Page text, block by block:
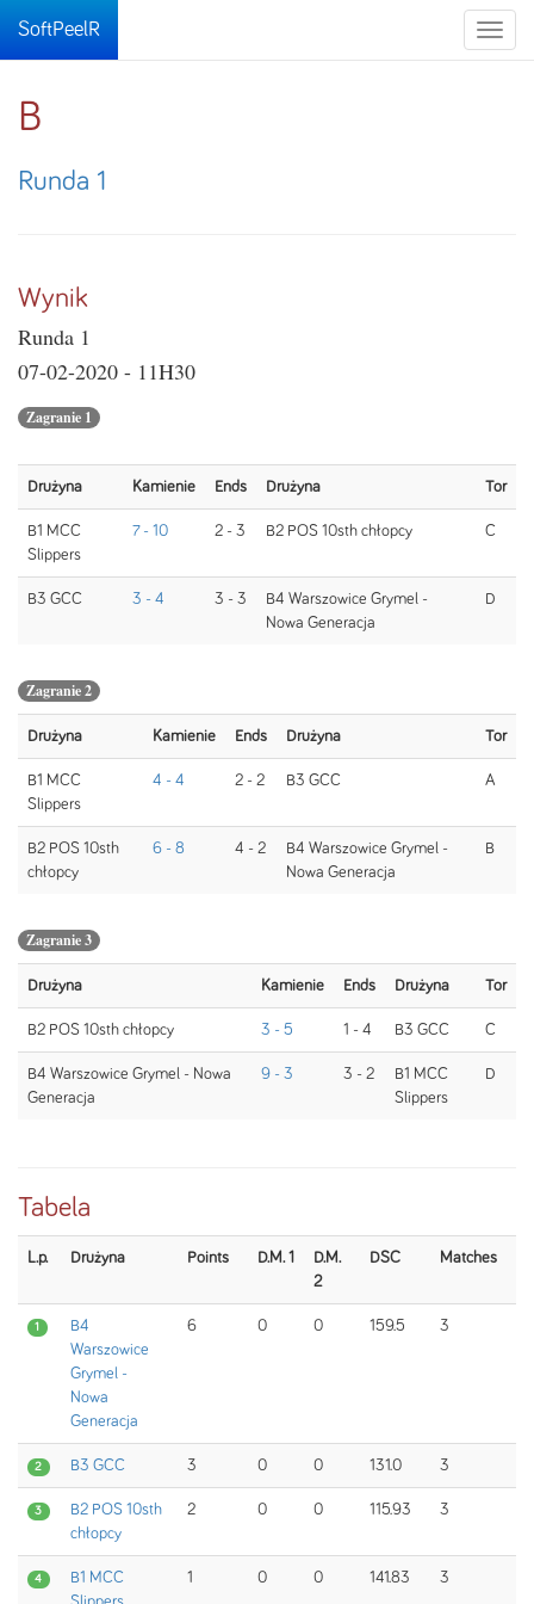
Toggle
SoftPeelR
B
Runda 1
Wynik
Runda 1
07-02-2020 - 11H30
Zagranie 1
Drużyna Kamienie Ends Drużyna Tor
B1 MCC
Slippers
7 - 10 2 - 3 B2 POS 10sth chłopcy C
B3 GCC 3 - 4 3 - 3
B4 Warszowice Grymel -
Nowa Generacja
D
Zagranie 2
Drużyna Kamienie Ends Drużyna Tor
B1 MCC
Slippers
4 - 4 2 - 2 B3 GCC A
B2 POS 10sth
chłopcy
6 - 8 4 - 2
B4 Warszowice Grymel -
Nowa Generacja
B
Zagranie 3
Drużyna Kamienie Ends Drużyna Tor
B2 POS 10sth chłopcy 3 - 5 1 - 4 B3 GCC C
B4 Warszowice Grymel - Nowa
Generacja
9 - 3 3 - 2
B1 MCC
Slippers
D
Tabela
L.p. Drużyna Points D.M. 1
D.M.
2
DSC Matches
1
B4
Warszowice
Grymel -
Nowa
Generacja
6 0 0 159.5 3
2 B3 GCC 3 0 0 131.0 3
3
B2 POS 10sth
chłopcy
2 0 0 115.93 3
4
B1 MCC
1 0 0 141.83 3